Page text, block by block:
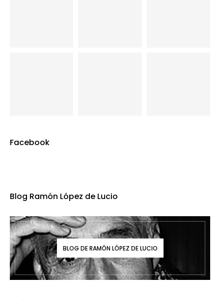
Facebook
Blog Ramón López de Lucio
BLOG DE RAMÓN LÓPEZ DE LUCIO